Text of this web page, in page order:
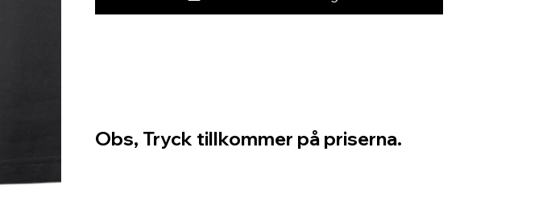
Obs, Tryck tillkommer på priserna.